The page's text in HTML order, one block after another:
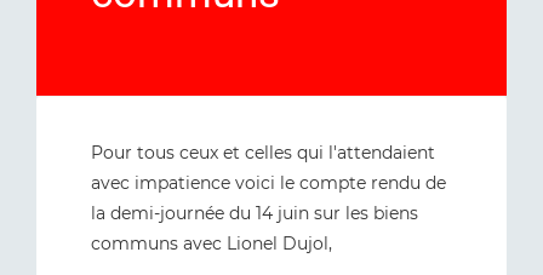
Pour tous ceux et celles qui l'attendaient
avec impatience voici le compte rendu de
la demi-journée du 14 juin sur les biens
communs avec Lionel Dujol,